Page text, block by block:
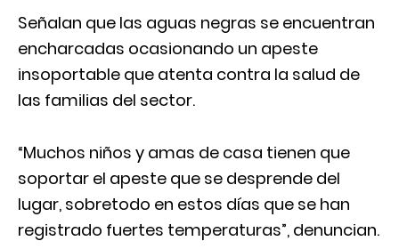
Señalan que las aguas negras se encuentran
encharcadas ocasionando un apeste
insoportable que atenta contra la salud de
las familias del sector.
“Muchos niños y amas de casa tienen que
soportar el apeste que se desprende del
lugar, sobretodo en estos días que se han
registrado fuertes temperaturas”, denuncian.